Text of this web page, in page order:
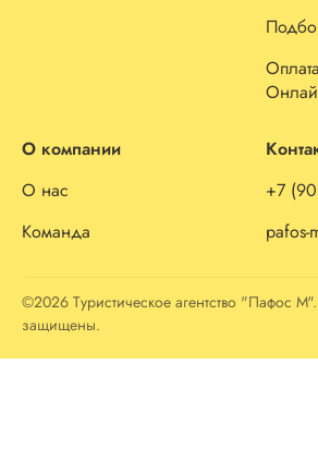
О компании
О нас
Команда
+7
pafos-
©2026 Туристическое агентство "Пафос
защищены.